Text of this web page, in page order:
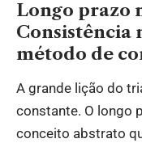
Longo prazo
Consistência
método de
A grande lição do
constante. O longo
conceito abstrato